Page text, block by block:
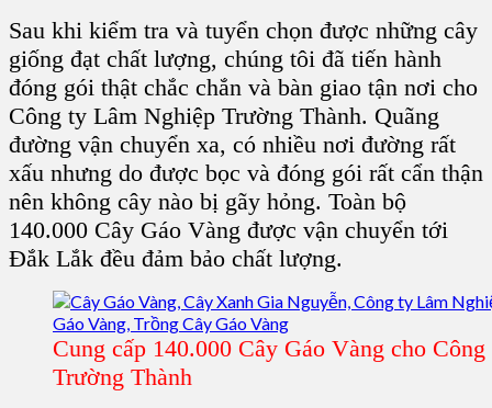
Sau khi kiểm tra và tuyển chọn được những cây
giống đạt chất lượng, chúng tôi đã tiến hành
đóng gói thật chắc chắn và bàn giao tận nơi cho
Công ty Lâm Nghiệp Trường Thành. Quãng
đường vận chuyển xa, có nhiều nơi đường rất
xấu nhưng do được bọc và đóng gói rất cẩn thận
nên không cây nào bị gãy hỏng. Toàn bộ
140.000 Cây Gáo Vàng được vận chuyển tới
Đắk Lắk đều đảm bảo chất lượng.
Cung cấp 140.000 Cây Gáo Vàng cho
Trường Thành